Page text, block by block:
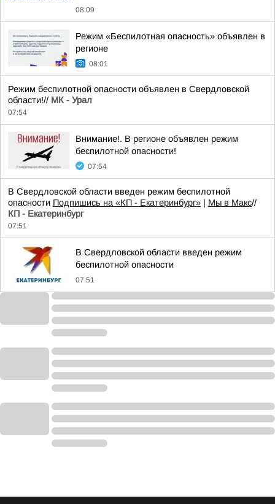
08:09
Режим «Беспилотная опасность» объявлен в
регионе
08:01
Режим беспилотной опасности объявлен в Свердловской
области!// МК - Урал
07:54
Внимание!. В регионе объявлен режим
беспилотной опасности!
07:54
В Свердловской области введен режим беспилотной
опасности Подпишись на «КП - Екатеринбург» | Мы в Maкс//
КП - Екатеринбург
07:51
В Свердловской области введен режим
беспилотной опасности
07:51